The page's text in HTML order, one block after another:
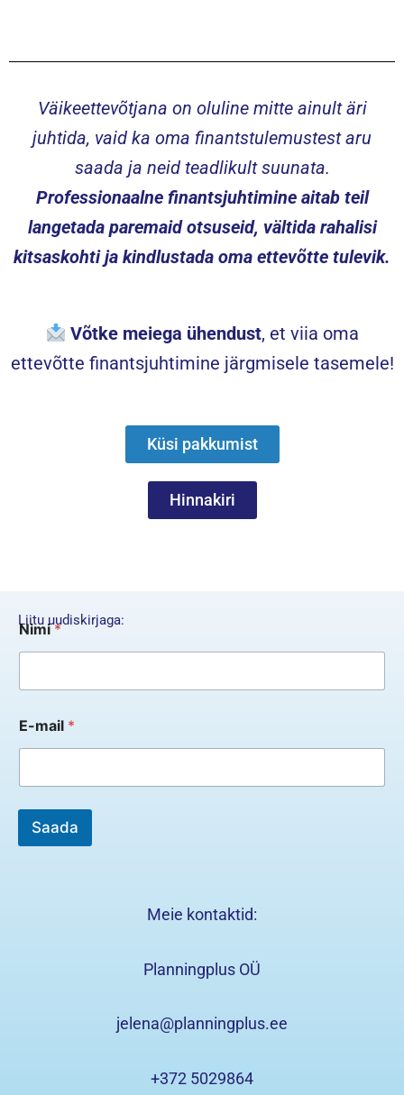
Väikeettevõtjana on oluline mitte ainult äri
juhtida, vaid ka oma finantstulemustest aru
saada ja neid teadlikult suunata.
Professionaalne finantsjuhtimine aitab teil
langetada paremaid otsuseid, vältida rahalisi
kitsaskohti ja kindlustada oma ettevõtte tulevik.
Võtke meiega ühendust, et viia oma
ettevõtte finantsjuhtimine järgmisele tasemele!
Küsi pakkumist
Hinnakiri
Liitu uudiskirjaga:
*
N
i
i
Nimi*
E-mail *
Saada
Meie kontaktid:
Planningplus OÜ
jelena@planningplus.ee
+372 5029864